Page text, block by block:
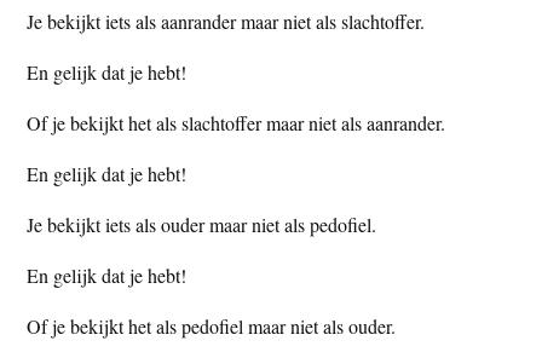
Je bekijkt iets als aanrander maar niet als slachtoffer.
En gelijk dat je hebt!
Of je bekijkt het als slachtoffer maar niet als aanrander.
En gelijk dat je hebt!
Je bekijkt iets als ouder maar niet als pedofiel.
En gelijk dat je hebt!
Of je bekijkt het als pedofiel maar niet als ouder.